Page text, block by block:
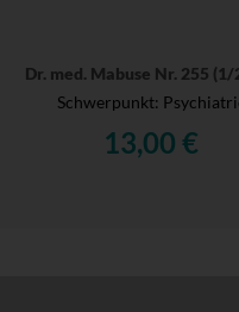
Dr. med. Mabuse Nr. 255 (1/
Schwerpunkt:
13,00 €